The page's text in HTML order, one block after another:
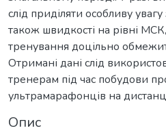
слід приділяти особливу
також швидкості на рівні
тренування доцільно
Отримані дані слід
тренерам під час побудови
ультрамарафонців на
Опис